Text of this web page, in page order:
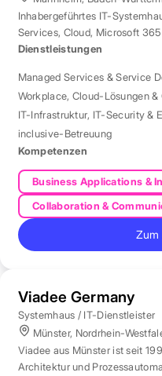
Inhabergeführtes IT-
Services, Cloud, Microsoft
der Region Rhein-Neckar.
Dienstleistungen
Managed Services & Service
Workplace, Cloud-Lösungen
IT-Infrastruktur, IT-Security &
inclusive-Betreuung
Kompetenzen
Business Applications &
Collaboration &
Zum
Viadee Germany
Systemhaus / IT-Dienstleister
Münster, Nordrhein-
Viadee aus Münster ist seit
Architektur und